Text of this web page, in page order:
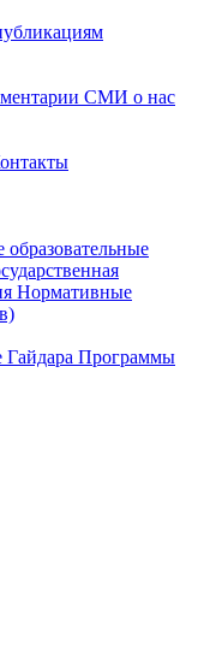
СМИ о нас
Нормативные
Программы